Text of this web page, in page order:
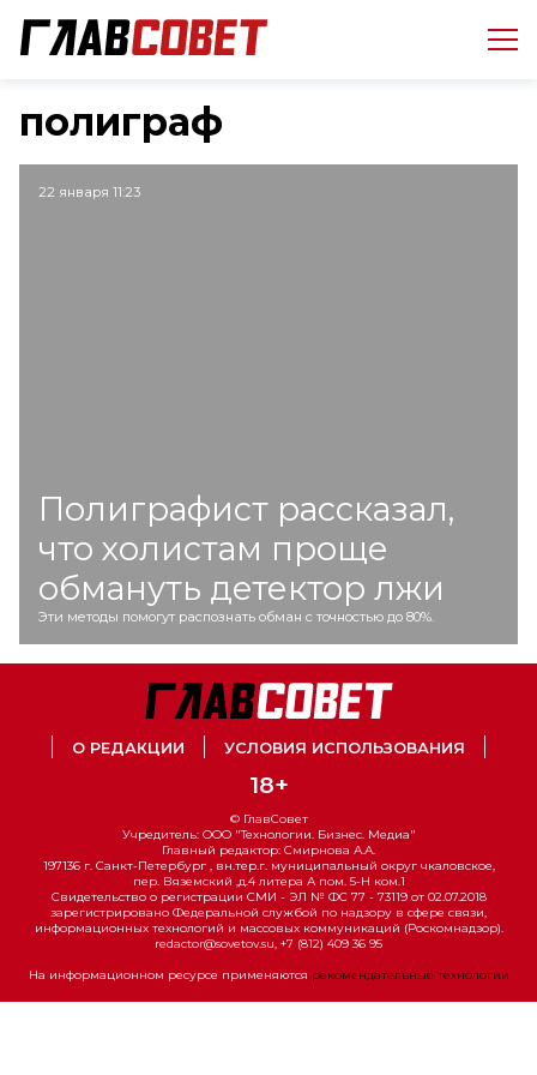
полиграф
22 января 11:23
Полиграфист рассказал,
что холистам проще
обмануть детектор лжи
Эти методы помогут распознать обман с точностью до 80%.
О РЕДАКЦИИ УСЛОВИЯ ИСПОЛЬЗОВАНИЯ
18+
© ГлавСовет
Учредитель: ООО "Технологии. Бизнес. Медиа"
Главный редактор: Смирнова А.А.
197136 г. Санкт-Петербург , вн.тер.г. муниципальный округ чкаловское,
пер. Вяземский ,д.4 литера А пом. 5-Н ком.1
Свидетельство о регистрации СМИ - ЭЛ № ФС 77 - 73119 от 02.07.2018
зарегистрировано Федеральной службой по надзору в сфере связи,
информационных технологий и массовых коммуникаций (Роскомнадзор).
redactor@sovetov.su, +7 (812) 409 36 95
На информационном ресурсе применяются рекомендательные технологии